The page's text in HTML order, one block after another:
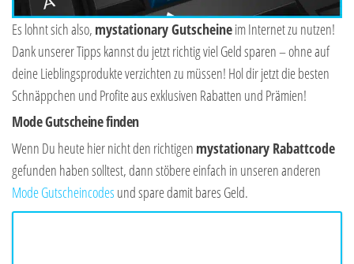
Es lohnt sich also, mystationary Gutscheineim Internet zu nutzen!
Dank unserer Tipps kannst du jetzt richtig viel Geld sparen – ohne auf
deine Lieblingsprodukte verzichten zu müssen! Hol dir jetzt die besten
Schnäppchen und Profite aus exklusiven Rabatten und Prämien!
Mode Gutscheine finden
Wenn Du heute hier nicht den richtigen mystationary Rabattcode
gefunden haben solltest, dann stöbere einfach in unseren anderen
Mode Gutscheincodes und spare damit bares Geld.